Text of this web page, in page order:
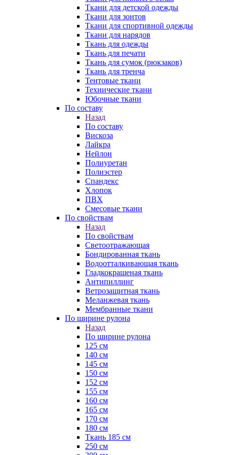
Ткани для детской одежды
Ткани для зонтов
Ткани для спортивной одежды
Ткани для нарядов
Ткань для одежды
Ткань для печати
Ткань для сумок (рюкзаков)
Ткань для тренча
Тентовые ткани
Технические ткани
Юбочные ткани
По составу
Назад
По составу
Вискоза
Лайкра
Нейлон
Полиуретан
Полиэстер
Спандекс
Хлопок
ПВХ
Смесовые ткани
По свойствам
Назад
По свойствам
Светоотражающая
Бондированная ткань
Водоотталкивающая ткань
Гладкокрашеная ткань
Антипиллинг
Ветрозащитная ткань
Меланжевая ткань
Мембранные ткани
По ширине рулона
Назад
По ширине рулона
125 см
140 см
145 см
150 см
152 см
155 см
160 см
165 см
170 см
180 см
Ткань 185 см
250 см